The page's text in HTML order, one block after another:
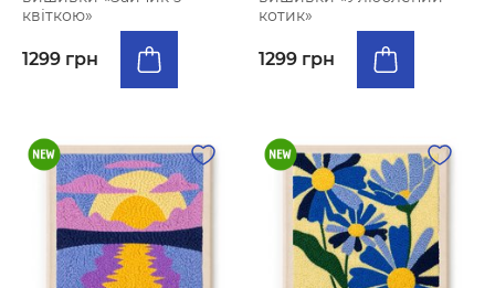
квіткою»
1299 грн
котик»
1299 грн